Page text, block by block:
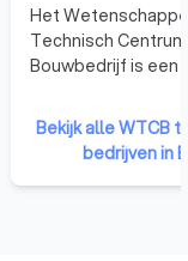
Het
Technisch
Bouwbedrijf is een
in 1960 om het
onderzoek in de
bevorderen en zo
Bekijk alle WTCB
bedrijven in